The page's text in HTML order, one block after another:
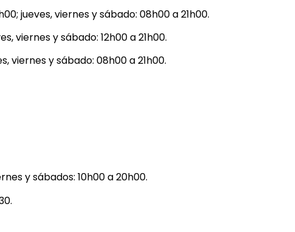
jueves, viernes y sábado: 08h00 a 21h00.
viernes y sábado: 12h00 a 21h00.
viernes y sábado: 08h00 a 21h00.
y sábados: 10h00 a 20h00.